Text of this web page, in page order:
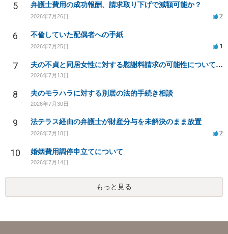
5 弁護士費用の成功報酬、請求取り下げで減額可能か？
2026年7月26日 2
6 不倫していた配偶者への手紙
2026年7月25日 1
7 夫の不貞と同居女性に対する慰謝料請求の可能性について相談
2026年7月13日
8 夫のモラハラに対する別居の法的手続き相談
2026年7月30日
9 法テラス経由の弁護士が財産分与を未解決のまま放置
2026年7月18日 2
10 婚姻費用調停申立てについて
2026年7月14日
もっと見る